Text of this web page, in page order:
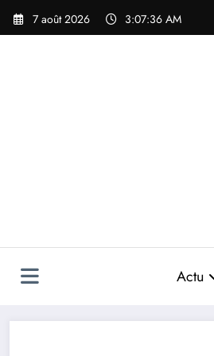
Aller
7 août 2026 3:07:38 AM
Actu